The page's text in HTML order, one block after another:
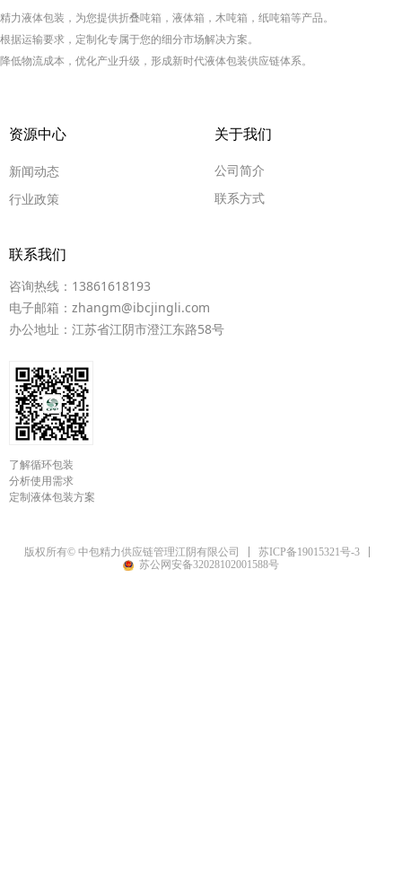
资源中心
新闻动态
行业政策
关于我们
公司简介
联系方式
联系我们
咨询热线：13861618193
电子邮箱：zhangm@ibcjingli.com
办公地址：江苏省江阴市澄江东路58号
了解循环包装
分析使用需求
定制液体包装方案
精力液体包装，为您提供折叠吨箱 ，液体箱，木吨箱，纸吨箱等产品。
根据运输要求，定制化专属于您的细分市场解决方案。
降低物流成本，优化产业升级，形成新时代液体包装供应链体系。
版权所有© 中包精力供应链管理江阴有限公司
苏ICP备19015321号-3
苏公网安备32028102001588号